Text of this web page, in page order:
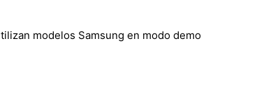
modelos Samsung en modo demo